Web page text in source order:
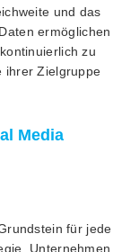
und das
ermöglichen
zu
ihrer Zielgruppe
Media
für jede
Unternehmen